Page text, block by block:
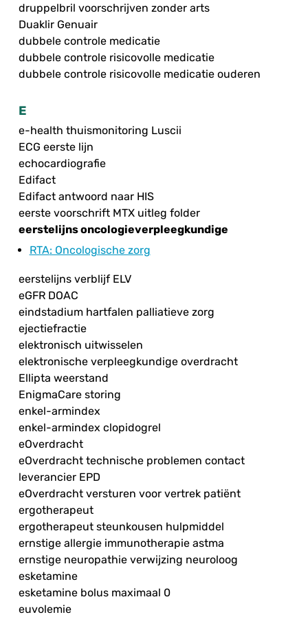
druppelbril voorschrijven zonder arts
Duaklir Genuair
dubbele controle medicatie
dubbele controle risicovolle medicatie
dubbele controle risicovolle medicatie ouderen
E
e-health thuismonitoring Luscii
ECG eerste lijn
echocardiografie
Edifact
Edifact antwoord naar HIS
eerste voorschrift MTX uitleg folder
eerstelijns oncologieverpleegkundige
RTA: Oncologische zorg
eerstelijns verblijf ELV
eGFR DOAC
eindstadium hartfalen palliatieve zorg
ejectiefractie
elektronisch uitwisselen
elektronische verpleegkundige overdracht
Ellipta weerstand
EnigmaCare storing
enkel-armindex
enkel-armindex clopidogrel
eOverdracht
eOverdracht technische problemen contact
leverancier EPD
eOverdracht versturen voor vertrek patiënt
ergotherapeut
ergotherapeut steunkousen hulpmiddel
ernstige allergie immunotherapie astma
ernstige neuropathie verwijzing neuroloog
esketamine
esketamine bolus maximaal 0
euvolemie